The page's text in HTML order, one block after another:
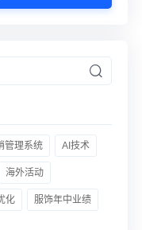
管理系统 AI技术
海外活动
化 服饰年中业绩